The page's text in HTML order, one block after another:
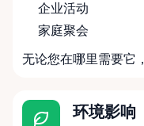
企业活动
家庭聚会
无论您在哪里需要它
环境影响